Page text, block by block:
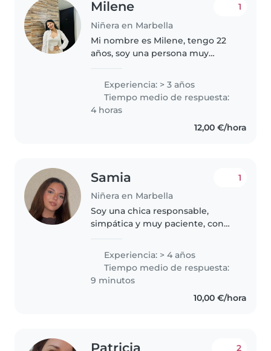
Milene
Niñera en Marbella
1
Mi nombre es Milene, tengo 22
años, soy una persona muy
música, cantar, bailar, pintar,
jugar con plastilina, etc, me
llevaré..
Experiencia: > 3 años
Tiempo medio de respuesta:
4 horas
12,00 €/hora
Samia
Niñera en Marbella
1
Soy una chica responsable,
simpática y muy paciente, con
niños. Me gusta crear un
ambiente tranquilo, seguro y
divertido donde se sientan
Experiencia: > 4 años
Tiempo medio de respuesta:
9 minutos
10,00 €/hora
Patricia 2